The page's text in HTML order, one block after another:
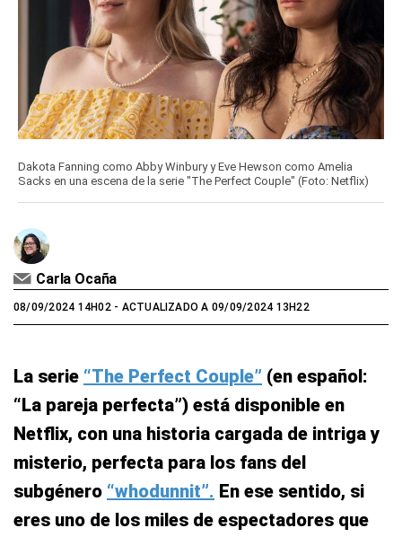
Dakota Fanning como Abby Winbury y Eve Hewson como Amelia
Sacks en una escena de la serie "The Perfect Couple" (Foto: Netflix)
Carla Ocaña
08/09/2024 14H02- ACTUALIZADO A 09/09/2024 13H22
La serie “The Perfect Couple” (en español:
“La pareja perfecta”) está disponible en
Netflix, con una historia cargada de intriga y
misterio, perfecta para los fans del
subgénero “whodunnit”. En ese sentido, si
eres uno de los miles de espectadores que